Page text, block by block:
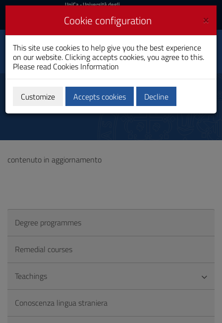
Skip
Content
to
Go
Footer
UniCa
Login
UniCa- Università degli
Login UniCA News
Toggle
navigation
Capacities Building for
Global Health
PhD Programme
Final test
contenuto in aggiornamento
Degree programmes
Remedial courses
Teachings
Conoscenza lingua straniera
×
Cookie configuration
This site use cookies to help give you the best experience
on our website. Clicking accepts cookies, you agree to this.
Please read Cookies Information
Customize Accepts cookies Decline